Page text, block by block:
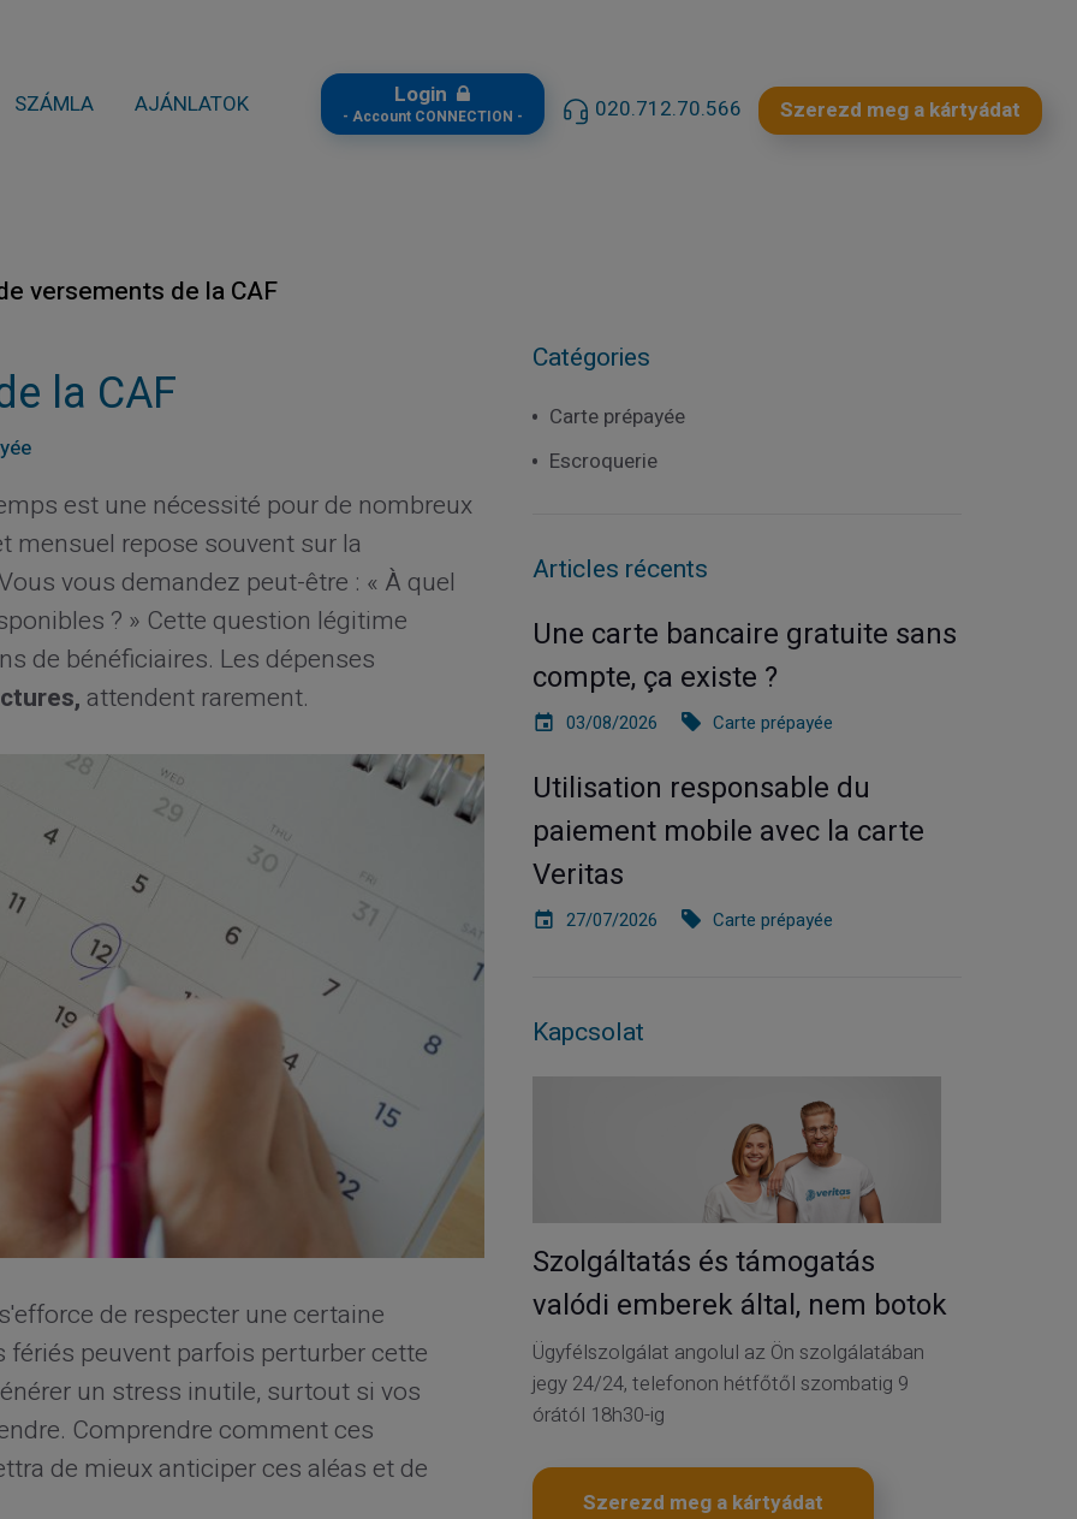
SZÁMLA AJÁNLATOK Login
- Account CONNECTION - 020.712.70.566 Szerezd meg a kártyádat
versements de la CAF
la CAF
est une nécessité pour de nombreux
mensuel repose souvent sur la
vous demandez peut-être : « À quel
? » Cette question légitime
de bénéficiaires. Les dépenses
attendent rarement.
s'efforce de respecter une certaine
peuvent parfois perturber cette
un stress inutile, surtout si vos
Comprendre comment ces
de mieux anticiper ces aléas et de
Catégories
Carte prépayée
Escroquerie
Articles récents
Une carte bancaire gratuite sans
compte, ça existe ?
03/08/2026 Carte prépayée
Utilisation responsable du
paiement mobile avec la carte
Veritas
27/07/2026 Carte prépayée
Kapcsolat
Szolgáltatás és támogatás
valódi emberek által, nem botok
Ügyfélszolgálat angolul az Ön szolgálatában
jegy 24/24, telefonon hétfőtől szombatig 9
órától 18h30-ig
Szerezd meg a kártyádat